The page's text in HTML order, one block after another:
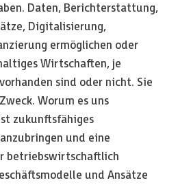
Daten, Berichterstattung,
Digitalisierung,
ermöglichen oder
Wirtschaften, je
sind oder nicht. Sie
Worum es uns
zukunftsfähiges
und eine
betriebswirtschaftlich
und Ansätze